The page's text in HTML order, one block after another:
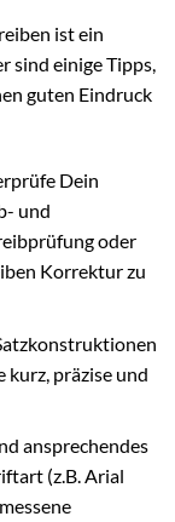
ist ein
sind einige Tipps,
guten Eindruck
Dein
und
oder
Korrektur zu
kurz, präzise und
ansprechendes
(z.B. Arial